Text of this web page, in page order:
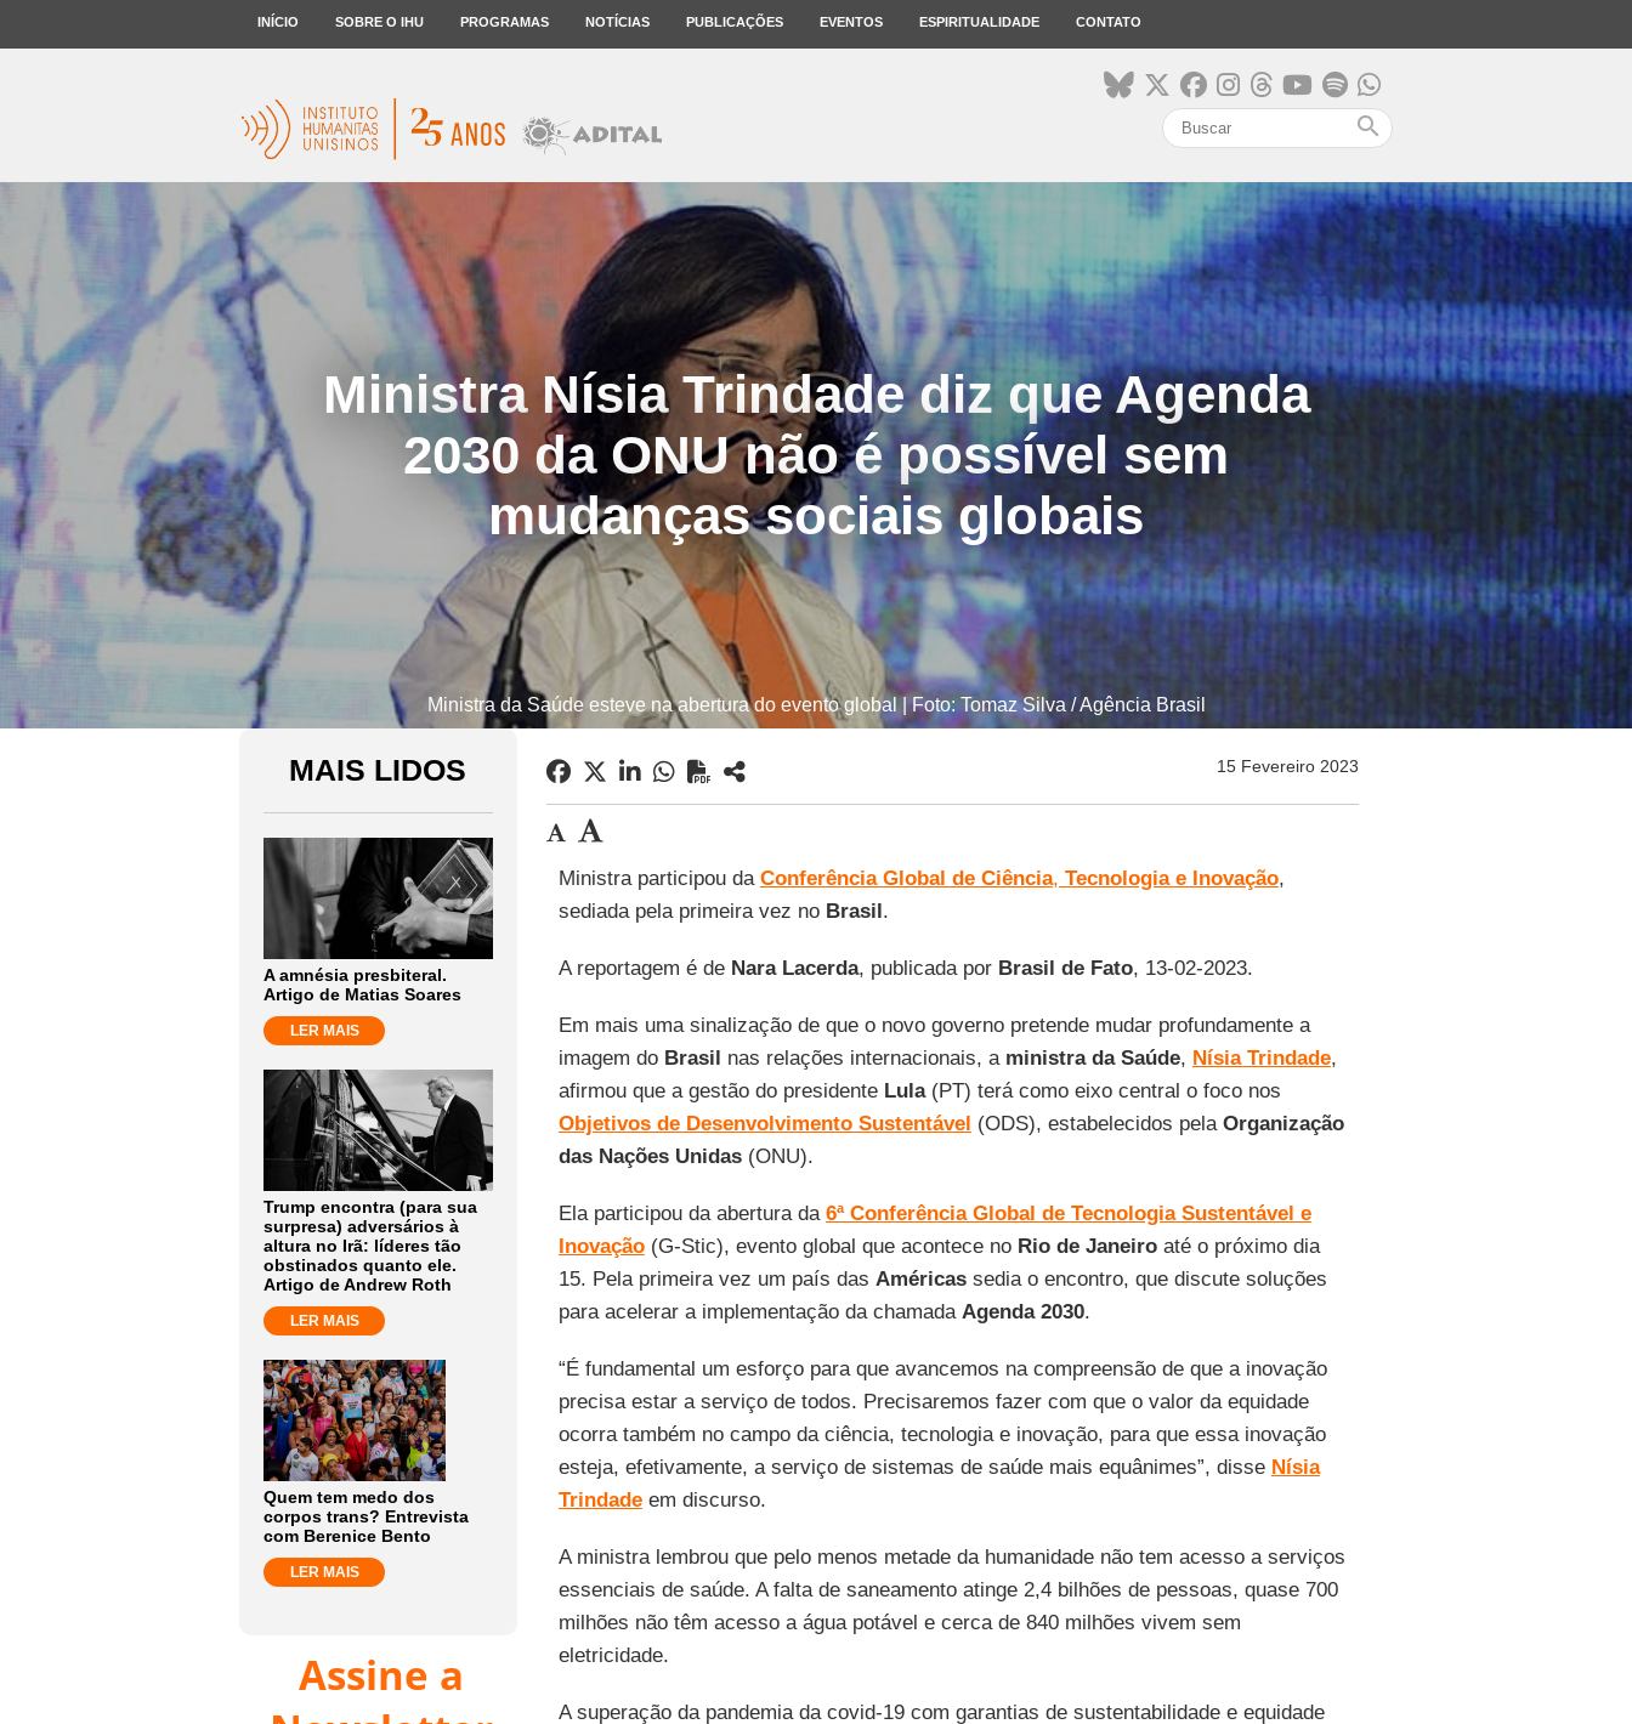
INÍCIO SOBRE O IHU PROGRAMAS NOTÍCIAS PUBLICAÇÕES EVENTOS ESPIRITUALIDADE CONTATO
search
Ministra Nísia Trindade diz que Agenda
2030 da ONU não é possível sem
mudanças sociais globais
Ministra da Saúde esteve na abertura do evento global | Foto: Tomaz Silva / Agência Brasil
MAIS LIDOS
A amnésia presbiteral.
Artigo de Matias Soares
LER MAIS
Trump encontra (para sua
surpresa) adversários à
altura no Irã: líderes tão
obstinados quanto ele.
Artigo de Andrew Roth
LER MAIS
Quem tem medo dos
corpos trans? Entrevista
com Berenice Bento
LER MAIS
Assine a
15 Fevereiro 2023
Ministra participou da Conferência Global de Ciência, Tecnologia e Inovação,
sediada pela primeira vez no Brasil.
A reportagem é de Nara Lacerda, publicada por Brasil de Fato, 13-02-2023.
Em mais uma sinalização de que o novo governo pretende mudar profundamente a
imagem do Brasil nas relações internacionais, a ministra da Saúde, Nísia Trindade,
afirmou que a gestão do presidente Lula(PT) terá como eixo central o foco nos
Objetivos de Desenvolvimento Sustentável (ODS), estabelecidos pela Organização
das Nações Unidas(ONU).
Ela participou da abertura da 6ª Conferência Global de Tecnologia Sustentável e
Inovação(G-Stic), evento global que acontece no Rio de Janeiroaté o próximo dia
15. Pela primeira vez um país das Américassedia o encontro, que discute soluções
para acelerar a implementação da chamada Agenda 2030.
“É fundamental um esforço para que avancemos na compreensão de que a inovação
precisa estar a serviço de todos. Precisaremos fazer com que o valor da equidade
ocorra também no campo da ciência, tecnologia e inovação, para que essa inovação
esteja, efetivamente, a serviço de sistemas de saúde mais equânimes”, disse Nísia
Trindadeem discurso.
A ministra lembrou que pelo menos metade da humanidade não tem acesso a serviços
essenciais de saúde. A falta de saneamento atinge 2,4 bilhões de pessoas, quase 700
milhões não têm acesso a água potável e cerca de 840 milhões vivem sem
eletricidade.
A superação da pandemia da covid-19 com garantias de sustentabilidade e equidade